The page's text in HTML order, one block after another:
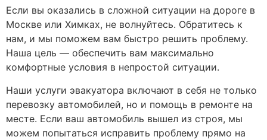
Если вы оказались в сложной ситуации на дороге в
Москве или Химках, не волнуйтесь. Обратитесь к
нам, и мы поможем вам быстро решить проблему.
Наша цель — обеспечить вам максимально
комфортные условия в непростой ситуации.
Наши услуги эвакуатора включают в себя не только
перевозку автомобилей, но и помощь в ремонте на
месте. Если ваш автомобиль вышел из строя, мы
можем попытаться исправить проблему прямо на